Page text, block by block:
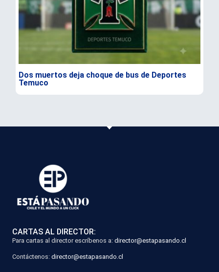
Dos muertos deja choque de bus de Deportes
Temuco
CARTAS AL DIRECTOR:
Para cartas al director escríbenos a: director@estapasando.cl
Contáctenos: director@estapasando.cl